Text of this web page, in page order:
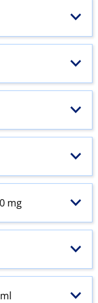
mg